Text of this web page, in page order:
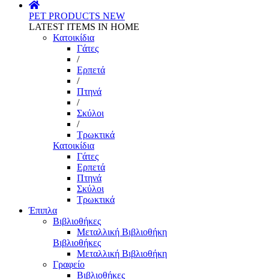
PET PRODUCTS NEW
LATEST ITEMS IN HOME
Κατοικίδια
Γάτες
/
Ερπετά
/
Πτηνά
/
Σκύλοι
/
Τρωκτικά
Κατοικίδια
Γάτες
Ερπετά
Πτηνά
Σκύλοι
Τρωκτικά
Έπιπλα
Βιβλιοθήκες
Μεταλλική Βιβλιοθήκη
Βιβλιοθήκες
Μεταλλική Βιβλιοθήκη
Γραφείο
Βιβλιοθήκες